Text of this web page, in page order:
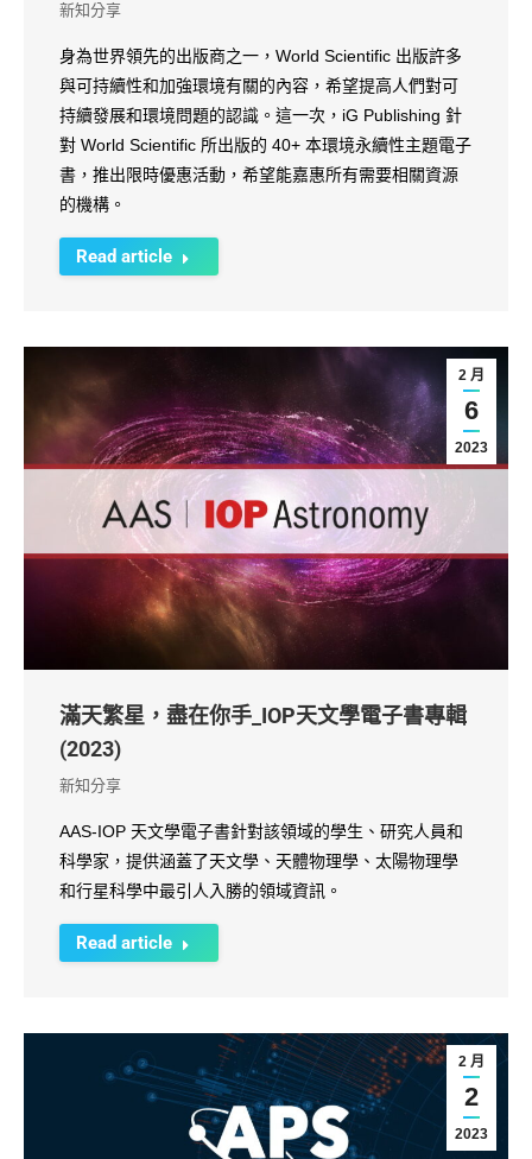
新知分享
身為世界領先的出版商之一，World Scientific 出版許多
與可持續性和加強環境有關的內容，希望提高人們對可
持續發展和環境問題的認識。這一次，iG Publishing 針
對 World Scientific 所出版的 40+ 本環境永續性主題電子
書，推出限時優惠活動，希望能嘉惠所有需要相關資源
的機構。
Read article
2 月
6
2023
滿天繁星，盡在你手_IOP天文學電子書專輯
(2023)
新知分享
AAS-IOP 天文學電子書針對該領域的學生、研究人員和
科學家，提供涵蓋了天文學、天體物理學、太陽物理學
和行星科學中最引人入勝的領域資訊。
Read article
2 月
2
2023